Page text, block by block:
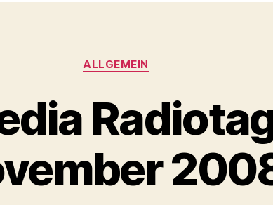
Kategorien
ALLGEMEIN